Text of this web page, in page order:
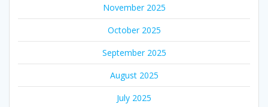
November 2025
October 2025
September 2025
August 2025
July 2025